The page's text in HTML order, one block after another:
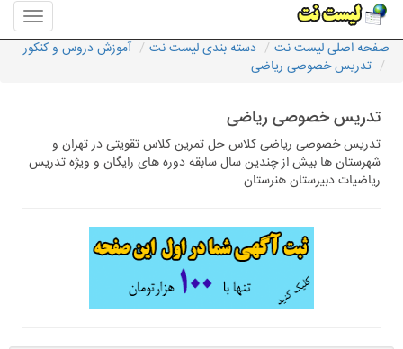
منوی
سایت
لیست
صفحه اصلی لیست نت دسته بندی لیست نت
آموزش دروس و کنکور
تدریس خصوصی ریاضی
تدریس خصوصی ریاضی
تدریس خصوصی ریاضی کلاس حل تمرین کلاس تقویتی در تهران و
شهرستان ها بیش از چندین سال سابقه دوره های رایگان و ویژه تدریس
ریاضیات دبیرستان هنرستان